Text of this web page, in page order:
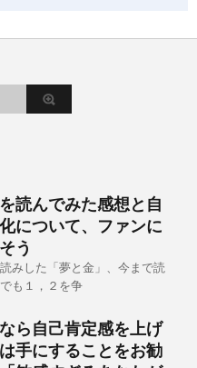
読んでみた感想と自
について、ファンに
う
みした「夢と金」、今まで読
も１，２を争
ら自己肯定感を上げ
手にすることをお勧